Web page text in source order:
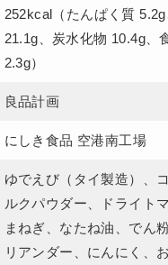
252kcal（たんぱく質
21.1g、炭水化物 10.4g、
2.3g）
良品計画
にしき食品 空港南工場
ゆでえび（タイ製造）、
ルクパウダー、ドライト
まねぎ、なたね油、でん
リアンダー、にんにく、